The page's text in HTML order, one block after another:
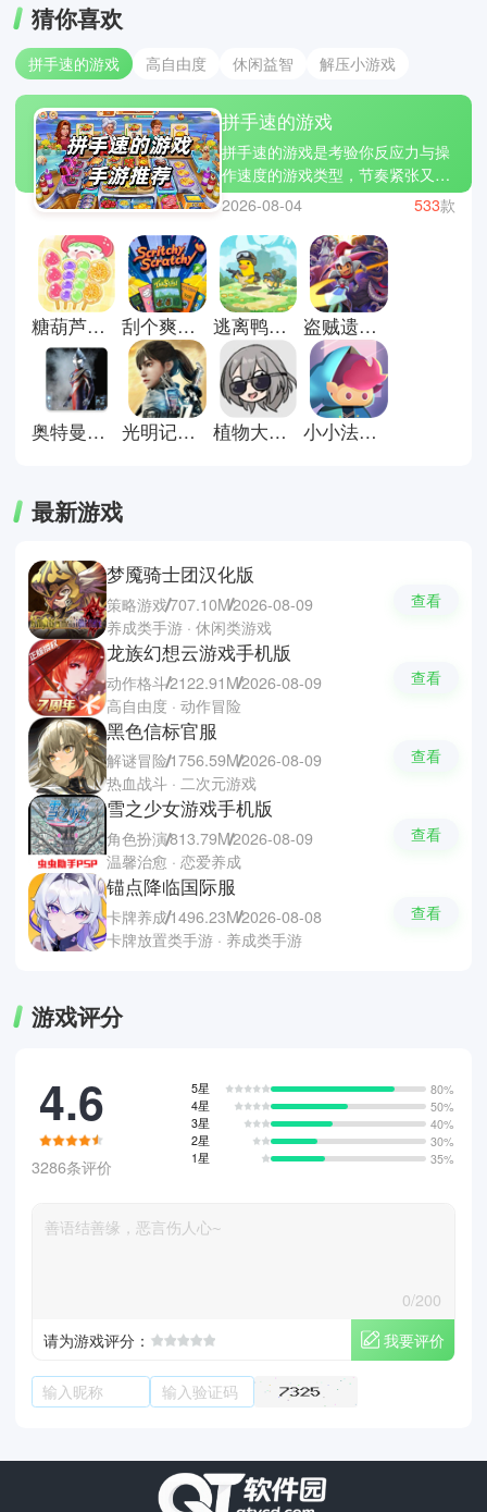
猜你喜欢
拼手速的游戏 高自由度 休闲益智 解压小游戏
拼手速的游戏
拼手速的游戏是考验你反应力与操
作速度的游戏类型，节奏紧张又充
满刺激。在不断点击与操作中，玩
家需要快速做出判断，稍有迟疑就
可能错失高分。像节奏大师、别踩
白块儿和钢琴块2这样的经典作
品，就很好地展现了手速与反应的
极限挑战。如果你也想挑战自己的
反应极限，不妨到本站下载体验，
看看你的手速究竟有多快。
2026-08-04 533款
糖葫芦达人最新版 刮个爽游戏正式版 逃离鸭科夫正版 盗贼遗产2汉化版
奥特曼格斗进化重生直装版 光明记忆无限手游 植物大战僵尸星铁版 小小法师小游戏
最新游戏
梦魇骑士团汉化版
策略游戏707.10M2026-08-09
养成类手游 · 休闲类游戏
查看
龙族幻想云游戏手机版
动作格斗2122.91M2026-08-09
高自由度 · 动作冒险
查看
黑色信标官服
解谜冒险1756.59M2026-08-09
热血战斗 · 二次元游戏
查看
雪之少女游戏手机版
角色扮演813.79M2026-08-09
温馨治愈 · 恋爱养成
查看
锚点降临国际服
卡牌养成1496.23M2026-08-08
卡牌放置类手游 · 养成类手游
查看
游戏评分
4.6
3286条评价
5星
80%
4星
50%
3星
40%
2星
30%
1星
35%
0/200
请为游戏评分：
我要评价